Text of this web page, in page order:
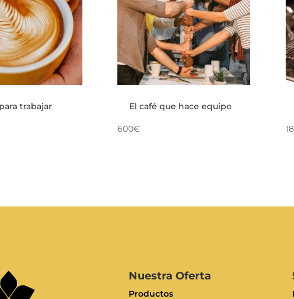
trabajar El café que hace equipo
600€
Nuestra Oferta
Productos